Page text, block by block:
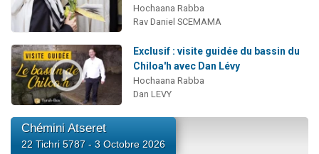
Hochaana Rabba
Rav Daniel SCEMAMA
Exclusif : visite guidée du bassin du
Chiloa'h avec Dan Lévy
Hochaana Rabba
Dan LEVY
Chémini Atseret
22 Tichri 5787 - 3 Octobre 2026